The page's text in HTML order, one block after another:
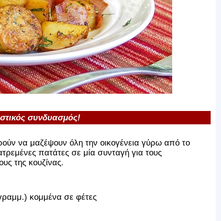
συνδυασμός!
να μαζέψουν όλη την οικογένεια γύρω από το
πατάτες σε μία συνταγή για τους
της κουζίνας.
κομμένα σε φέτες